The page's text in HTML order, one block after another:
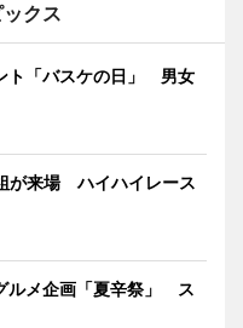
クス
ト「バスケの日」 男女
が来場 ハイハイレース
ルメ企画「夏辛祭」 ス